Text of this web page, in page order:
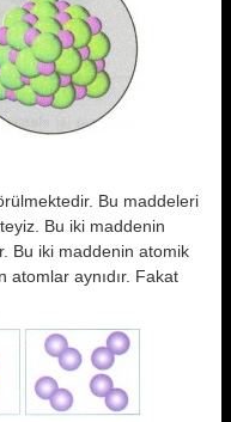
Bu maddeleri
Bu iki maddenin
Bu iki maddenin atomik
atomlar aynıdır. Fakat